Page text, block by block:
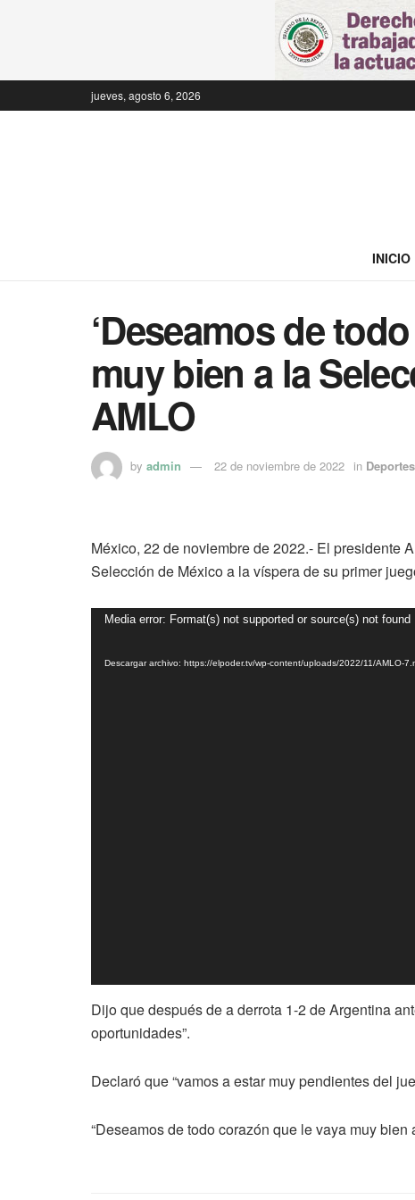
jueves, agosto 6, 2026
INICIO
‘Deseamos de
muy bien a la
AMLO
by admin 22 de noviembre de 2022 in Deportes
México, 22 de noviembre de 2022.- El presidente
Selección de México a la víspera de su primer
Reproductor
vídeo
Media error: Format(s) not supported or source(s) not found
Descargar archivo: https://elpoder.tv/wp-content/uploads/2022/11/AMLO-
Dijo que después de a derrota 1-2 de Argentina
oportunidades”.
Declaró que “vamos a estar muy pendientes del
“Deseamos de todo corazón que le vaya muy